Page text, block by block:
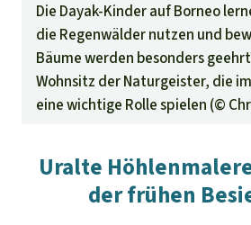
Die Dayak-Kinder auf Borneo
die Regenwälder nutzen und
Bäume werden besonders
Wohnsitz der Naturgeister, die
eine wichtige Rolle spielen (©
Uralte
der frühen